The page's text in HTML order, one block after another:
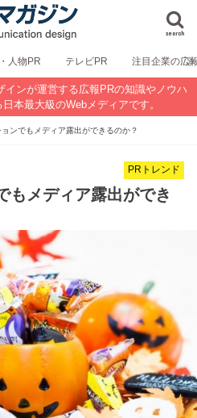
search
人物PR テレビPR 注目企業の広
インが運営する広報PRの知識やノウハ
本最大級のWebメディアです。
ンでもメディア露出ができるのか？
PRトレンド
もメディア露出ができ